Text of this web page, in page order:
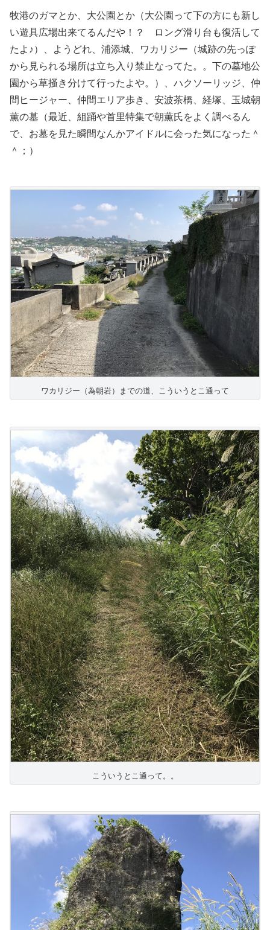
牧港のガマとか、大公園とか（大公園って下の方にも新し
い遊具広場出来てるんだや！？ ロング滑り台も復活して
たよ♪）、ようどれ、浦添城、ワカリジー（城跡の先っぽ
から見られる場所は立ち入り禁止なってた。。下の墓地公
園から草掻き分けて行ったよや。）、ハクソーリッジ、仲
間ヒージャー、仲間エリア歩き、安波茶橋、経塚、玉城朝
薫の墓（最近、組踊や首里特集で朝薫氏をよく調べるん
で、お墓を見た瞬間なんかアイドルに会った気になった＾
＾；）
ワカリジー（為朝岩）までの道、こういうとこ通って
こういうとこ通って。。